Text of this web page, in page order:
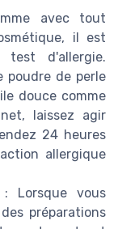
avec tout
il est
d'allergie.
de perle
douce comme
laissez agir
24 heures
allergique
: Lorsque vous
préparations